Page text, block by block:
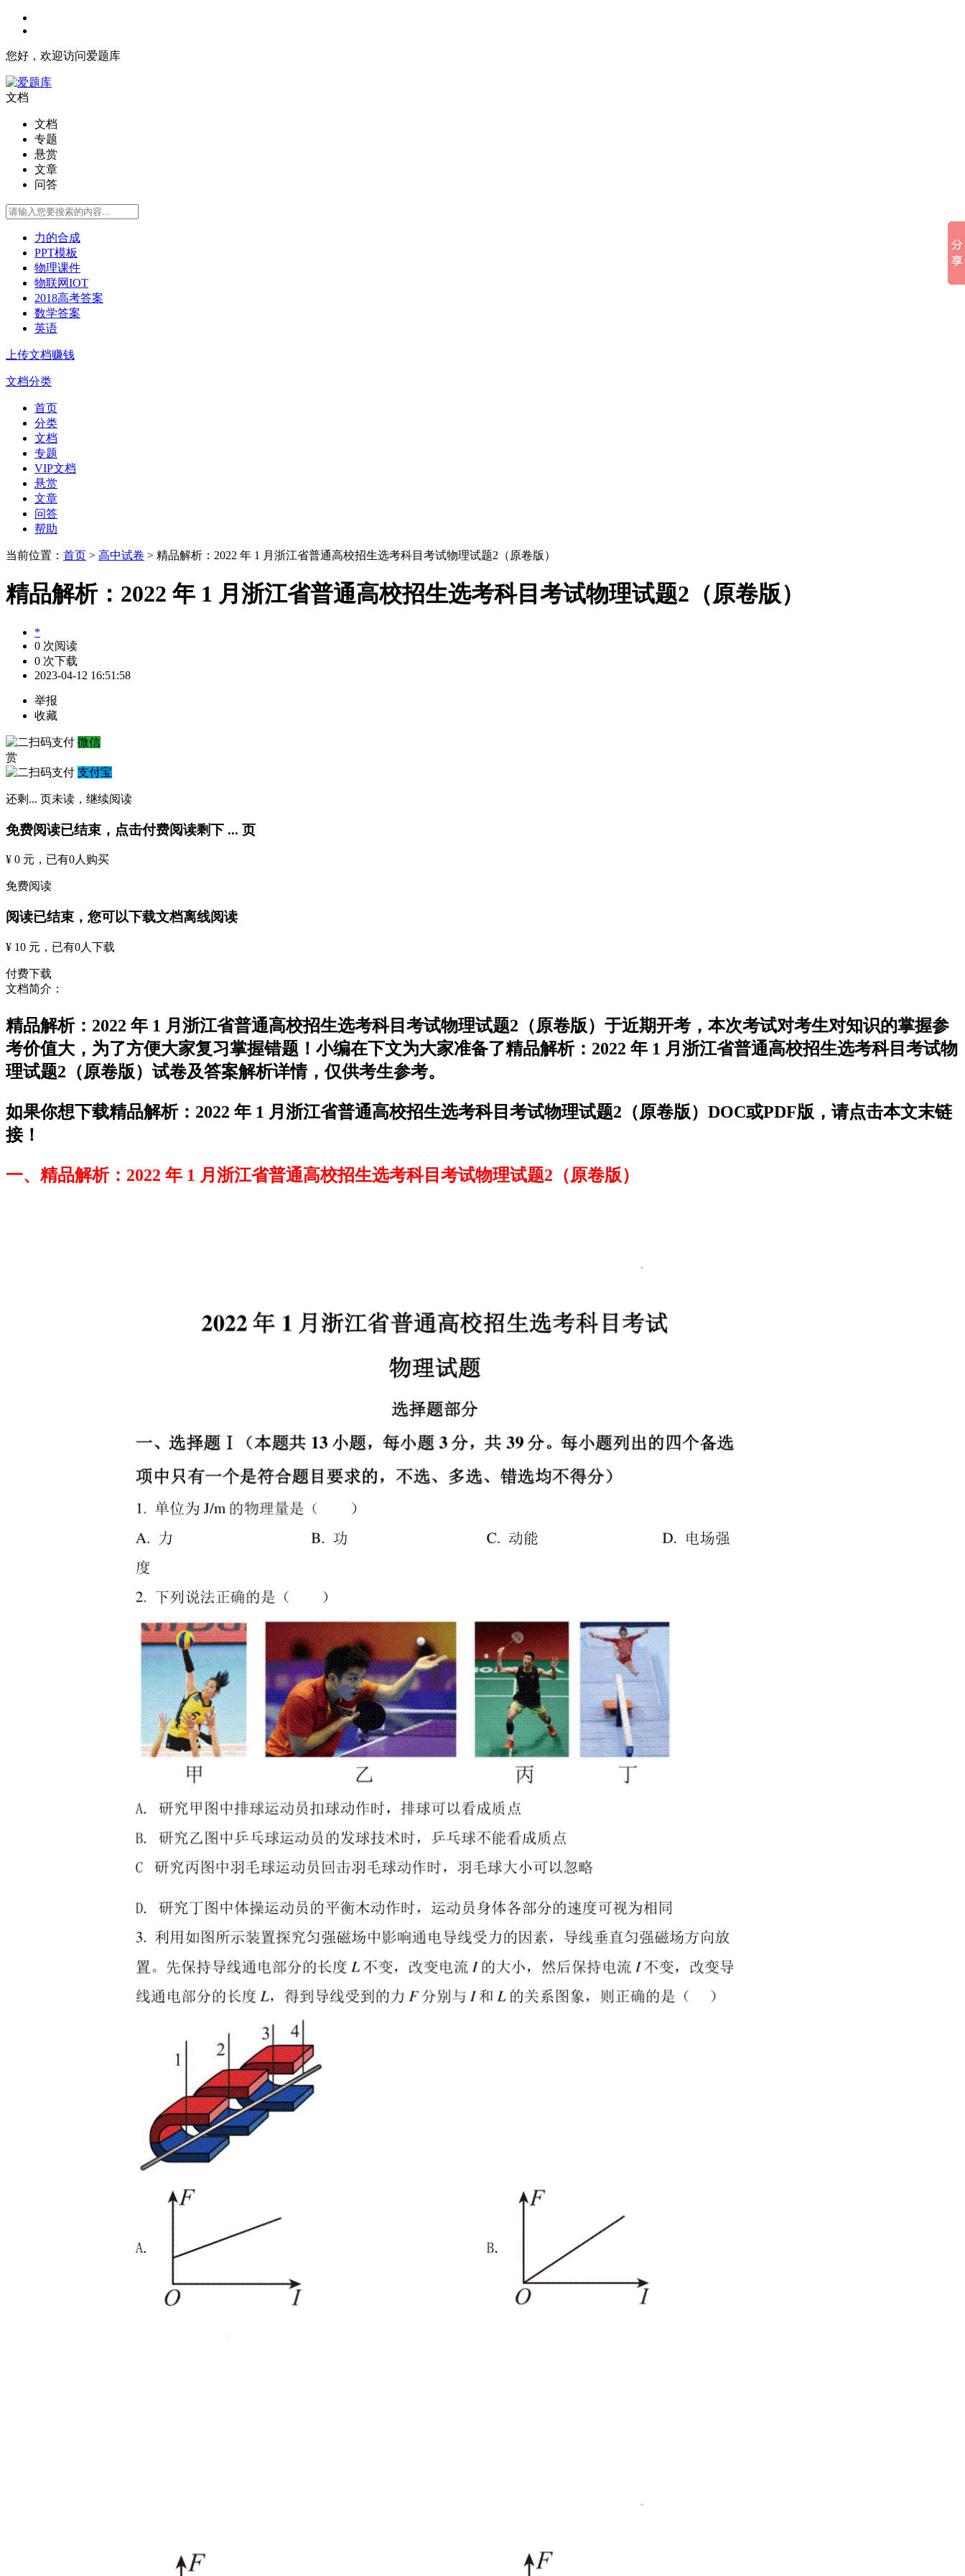
您好，欢迎访问爱题库
文档
文档
专题
悬赏
文章
问答
力的合成
PPT模板
物理课件
物联网IOT
2018高考答案
数学答案
英语
上传文档赚钱
文档分类
首页
分类
文档
专题
VIP文档
悬赏
文章
问答
帮助
当前位置： 首页 > 高中试卷 > 精品解析：2022 年 1 月浙江省普通高校招生选考科目考试物理试题2（原卷版）
精品解析：2022 年 1 月浙江省普通高校招生选考科目考试物理试题2（原卷版）
*
0 次阅读
0 次下载
2023-04-12 16:51:58
举报
收藏
微信
赏
支付宝
还剩 ... 页未读， 继续阅读
免费阅读已结束，点击付费阅读剩下 ... 页
¥ 0 元 ，已有0人购买
免费阅读
阅读已结束，您可以下载文档离线阅读
¥ 10 元 ，已有0人下载
付费下载
文档简介：
精品解析：2022 年 1 月浙江省普通高校招生选考科目考试物理试题2（原卷版）于近期开考，本次考试对考生对知识的掌握参
考价值大，为了方便大家复习掌握错题！小编在下文为大家准备了精品解析：2022 年 1 月浙江省普通高校招生选考科目考试物
理试题2（原卷版）试卷及答案解析详情，仅供考生参考。
如果你想下载精品解析：2022 年 1 月浙江省普通高校招生选考科目考试物理试题2（原卷版）DOC或PDF版，请点击本文末链
接！
一、精品解析：2022 年 1 月浙江省普通高校招生选考科目考试物理试题2（原卷版）